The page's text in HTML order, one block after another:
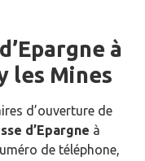
à
les Mines
d’ouverture de
d’Epargne à
de téléphone,